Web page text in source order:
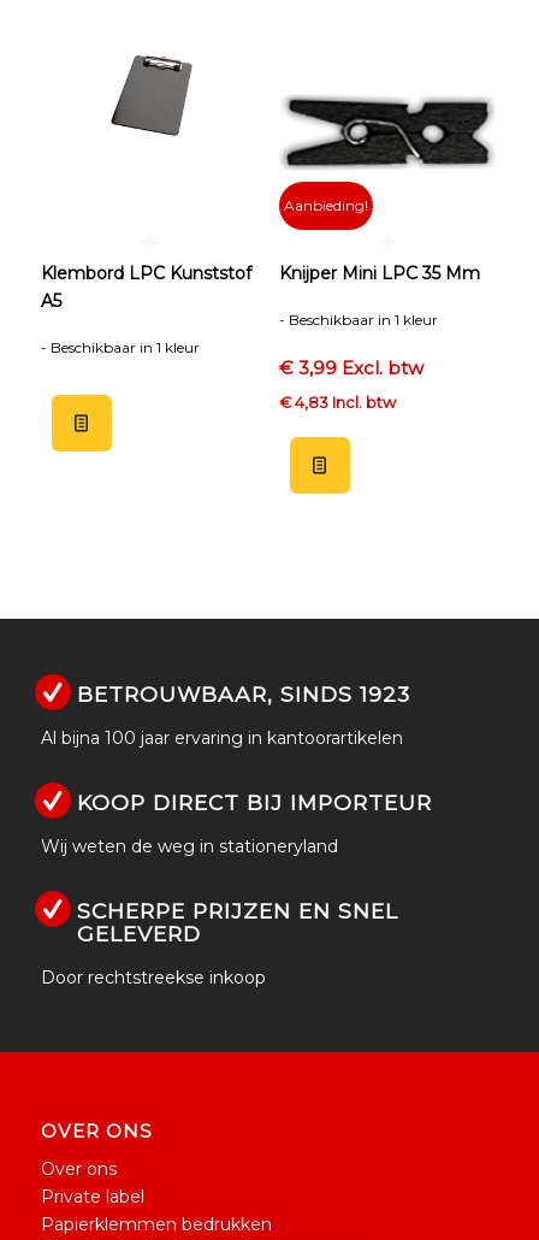
Klembord LPC Kunststof
A5
- Beschikbaar in 1 kleur
Knijper Mini LPC 35 Mm
- Beschikbaar in 1 kleur
€ 3,99 Excl. btw
€ 4,83 Incl. btw
Aanbieding!
BETROUWBAAR, SINDS 1923
Al bijna 100 jaar ervaring in kantoorartikelen
KOOP DIRECT BIJ IMPORTEUR
Wij weten de weg in stationeryland
SCHERPE PRIJZEN EN SNEL
GELEVERD
Door rechtstreekse inkoop
OVER ONS
Over ons
Private label
Papierklemmen bedrukken